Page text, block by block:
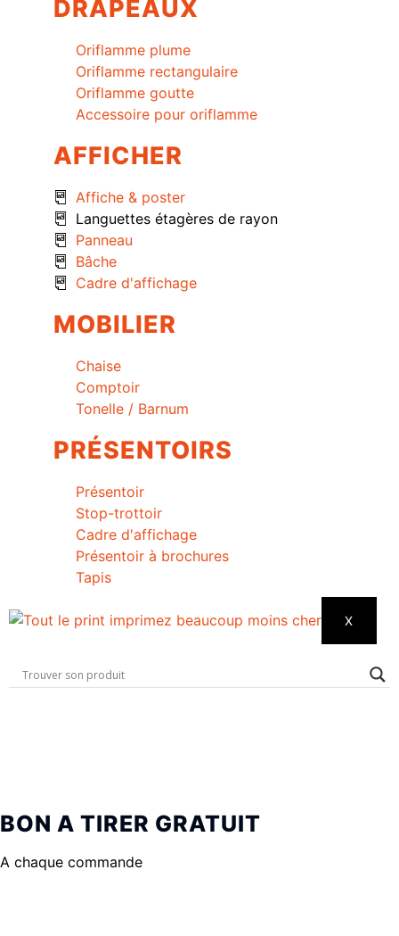
DRAPEAUX
Oriflamme plume
Oriflamme rectangulaire
Oriflamme goutte
Accessoire pour oriflamme
AFFICHER
Affiche & poster
Languettes étagères de rayon
Panneau
Bâche
Cadre d'affichage
MOBILIER
Chaise
Comptoir
Tonelle / Barnum
PRÉSENTOIRS
Présentoir
Stop-trottoir
Cadre d'affichage
Présentoir à brochures
Tapis
X
BON A TIRER GRATUIT
A chaque commande